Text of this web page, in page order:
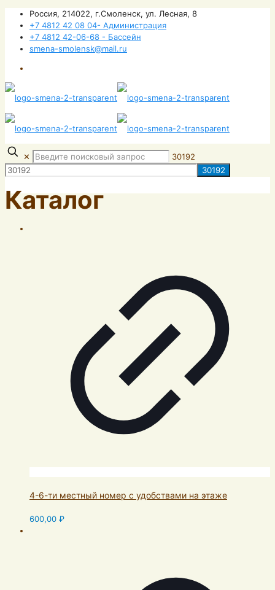
Россия, 214022, г.Смоленск, ул. Лесная, 8
+7 4812 42 08 04- Администрация
+7 4812 42-06-68 - Бассейн
smena-smolensk@mail.ru
✕ 30192
Каталог
4-6-ти местный номер с удобствами на этаже
600,00 ₽